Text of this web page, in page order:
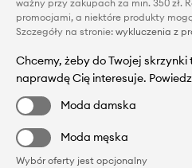
ważny przy zakupach za min. 350 zł.
promocjami, a niektóre produkty
Szczegóły na stronie: wykluczenia z
Chcemy, żeby do Twojej skrzynki
naprawdę Cię interesuje.
Moda damska
Moda męska
Wybór oferty jest opcjonalny